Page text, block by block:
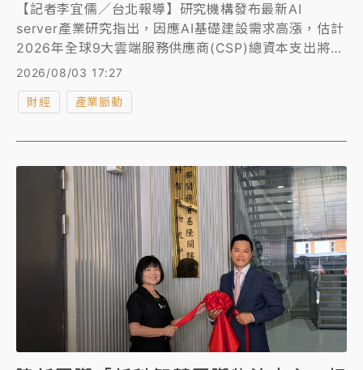
【記者李宜儒／台北報導】研究機構發布最新AI
server產業研究指出，因應AI基礎建設需求高漲，估計
2026年全球9大雲端服務供應商(CSP)總資本支出將年
增約90%，超大型CSP、Tier-2資料中心業者對
NVIDIA GB/VR等整櫃式AI server方案的採購意願明
顯提高，加上Google、AWS新一代ASIC平台於2026
長幅度，從原先的28%更新為近31%。
2026/08/03 17:27
財經 產業脈動